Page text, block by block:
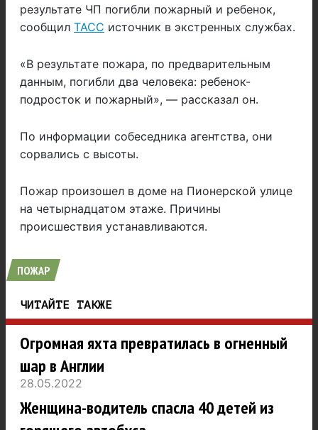
результате ЧП погибли пожарный и ребенок,
сообщил ТАСС источник в экстренных службах.
«В результате пожара, по предварительным
данным, погибли два человека: ребенок-
подросток и пожарный», — рассказал он.
По информации собеседника агентства, они
сорвались с высоты.
Пожар произошел в доме на Пионерской улице
на четырнадцатом этаже. Причины
происшествия устанавливаются.
ПОЖАР
ЧИТАЙТЕ ТАКЖЕ
Огромная яхта превратилась в огненный
шар в Англии
28.05.2022
Женщина-водитель спасла 40 детей из